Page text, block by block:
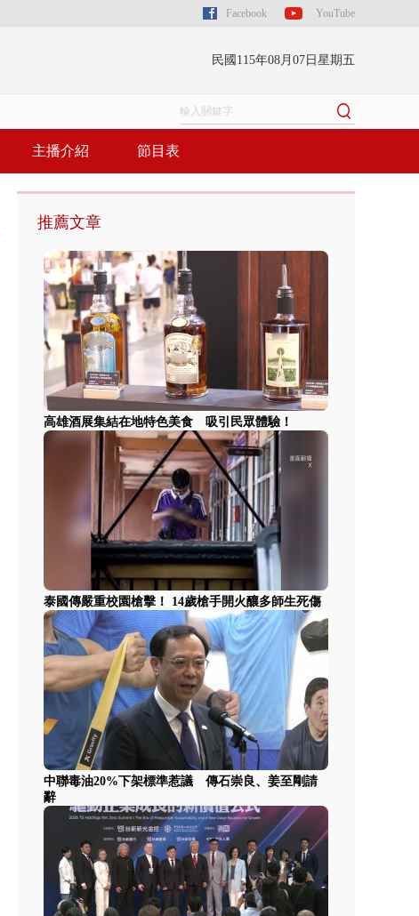
Facebook YouTube
民國115年08月07日星期五
主播介紹 節目表
推薦文章
高雄酒展集結在地特色美食 吸引民眾體驗！
泰國傳嚴重校園槍擊！ 14歲槍手開火釀多師生死傷
中聯毒油20%下架標準惹議 傳石崇良、姜至剛請
辭